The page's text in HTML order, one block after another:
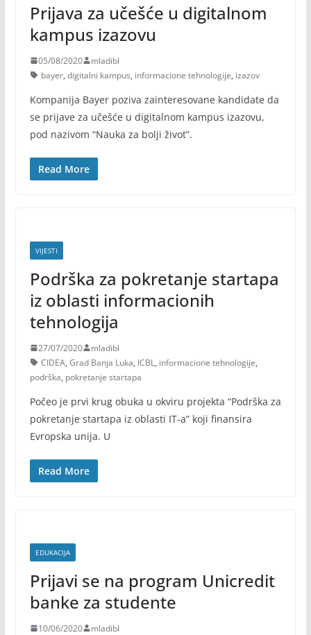
Prijava za učešće u digitalnom
kampus izazovu
05/08/2020
mladibl
bayer, digitalni kampus, informacione tehnologije, izazov
Kompanija Bayer poziva zainteresovane kandidate da
se prijave za učešće u digitalnom kampus izazovu,
pod nazivom “Nauka za bolji život”.
Read More
VIJESTI
Podrška za pokretanje startapa
iz oblasti informacionih
tehnologija
27/07/2020
mladibl
CIDEA, Grad Banja Luka, ICBL, informacione tehnologije,
podrška, pokretanje startapa
Počeo je prvi krug obuka u okviru projekta “Podrška za
pokretanje startapa iz oblasti IT-a” koji finansira
Evropska unija. U
Read More
EDUKACIJA
Prijavi se na program Unicredit
banke za studente
10/06/2020 mladibl